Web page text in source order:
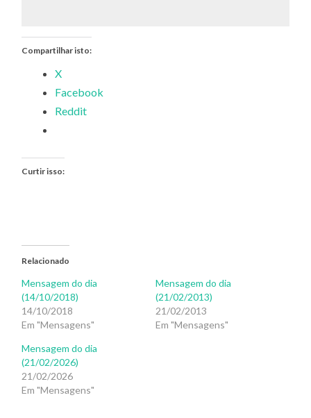
Compartilhar isto:
X
Facebook
Reddit
Curtir isso:
Relacionado
Mensagem do dia
(14/10/2018)
14/10/2018
Em "Mensagens"
Mensagem do dia
(21/02/2013)
21/02/2013
Em "Mensagens"
Mensagem do dia
(21/02/2026)
21/02/2026
Em "Mensagens"